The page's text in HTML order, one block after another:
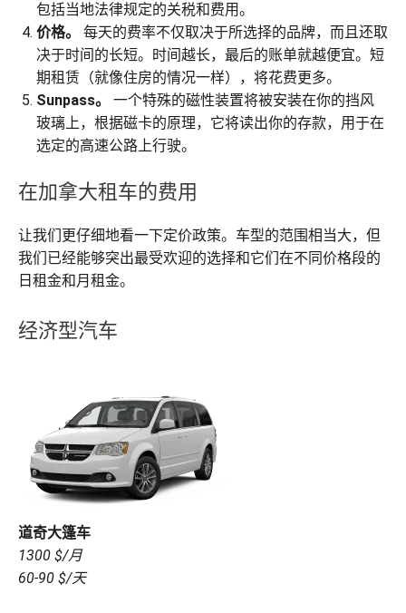
包括当地法律规定的关税和费用。
价格。
每天的费率不仅取决于所选择的品牌，而且还取
决于时间的长短。时间越长，最后的账单就越便宜。短
期租赁（就像住房的情况一样），将花费更多。
Sunpass。
一个特殊的磁性装置将被安装在你的挡风
玻璃上，根据磁卡的原理，它将读出你的存款，用于在
选定的高速公路上行驶。
在加拿大租车的费用
让我们更仔细地看一下定价政策。车型的范围相当大，但
我们已经能够突出最受欢迎的选择和它们在不同价格段的
日租金和月租金。
经济型汽车
道奇大篷车
1300 $/月
60-90 $/天